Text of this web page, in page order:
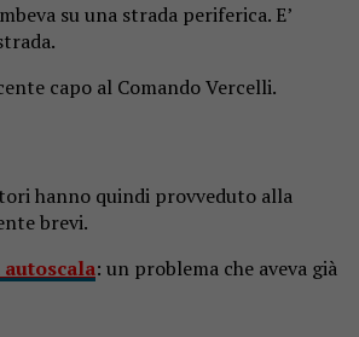
su una strada periferica. E’
capo al Comando Vercelli.
hanno quindi provveduto alla
brevi.
: un problema che aveva già